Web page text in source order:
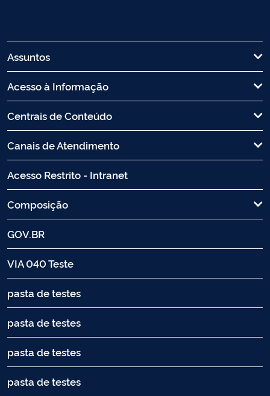
Assuntos
Acesso à Informação
Centrais de Conteúdo
Canais de Atendimento
Acesso Restrito - Intranet
Composição
GOV.BR
VIA 040 Teste
pasta de testes
pasta de testes
pasta de testes
pasta de testes